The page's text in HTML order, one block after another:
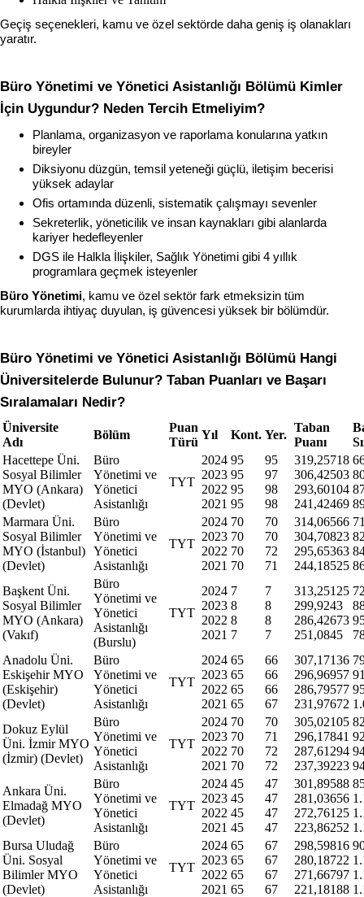
Geçiş seçenekleri, kamu ve özel sektörde daha geniş iş olanakları
yaratır.
Büro Yönetimi ve Yönetici Asistanlığı Bölümü Kimler
İçin Uygundur? Neden Tercih Etmeliyim?
Planlama, organizasyon ve raporlama konularına yatkın
bireyler
Diksiyonu düzgün, temsil yeteneği güçlü, iletişim becerisi
yüksek adaylar
Ofis ortamında düzenli, sistematik çalışmayı sevenler
Sekreterlik, yöneticilik ve insan kaynakları gibi alanlarda
kariyer hedefleyenler
DGS ile Halkla İlişkiler, Sağlık Yönetimi gibi 4 yıllık
programlara geçmek isteyenler
Büro Yönetimi, kamu ve özel sektör fark etmeksizin tüm
kurumlarda ihtiyaç duyulan, iş güvencesi yüksek bir bölümdür.
Büro Yönetimi ve Yönetici Asistanlığı Bölümü Hangi
Üniversitelerde Bulunur? Taban Puanları ve Başarı
Sıralamaları Nedir?
Üniversite
Adı
Bölüm
Puan
Türü
Yıl Kont. Yer.
Taban
Puanı
Hacettepe Üni.
Sosyal Bilimler
MYO (Ankara)
(Devlet)
Büro
Yönetimi ve
Yönetici
Asistanlığı
TYT
2024
2023
2022
2021
95
95
95
95
95
97
98
98
319,25718
306,42503
293,60104
241,42469
Marmara Üni.
Sosyal Bilimler
MYO (İstanbul)
(Devlet)
Büro
Yönetimi ve
Yönetici
Asistanlığı
TYT
2024
2023
2022
2021
70
70
70
70
70
70
72
71
314,06566
304,70823
295,65363
244,18525
Başkent Üni.
Sosyal Bilimler
MYO (Ankara)
(Vakıf)
Büro
Yönetimi ve
Yönetici
Asistanlığı
(Burslu)
TYT
2024
2023
2022
2021
7
8
8
7
7
8
8
7
313,25125
299,9243
286,42673
251,0845
Anadolu Üni.
Eskişehir MYO
(Eskişehir)
(Devlet)
Büro
Yönetimi ve
Yönetici
Asistanlığı
TYT
2024
2023
2022
2021
65
65
65
65
66
66
66
67
307,17136
296,96957
286,79577
231,97672
Dokuz Eylül
Üni. İzmir MYO
(İzmir) (Devlet)
Büro
Yönetimi ve
Yönetici
Asistanlığı
TYT
2024
2023
2022
2021
70
70
70
70
70
71
72
72
305,02105
296,17841
287,61294
237,39223
Ankara Üni.
Elmadağ MYO
(Devlet)
Büro
Yönetimi ve
Yönetici
Asistanlığı
TYT
2024
2023
2022
2021
45
45
45
45
47
47
47
47
301,89588
281,03656
272,76125
223,86252
Bursa Uludağ
Üni. Sosyal
Bilimler MYO
(Devlet)
Büro
Yönetimi ve
Yönetici
Asistanlığı
TYT
2024
2023
2022
2021
65
65
65
65
67
67
67
67
298,59816
280,18722
271,66797
221,18188